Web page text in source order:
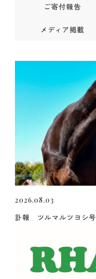
ご寄付報告
メディア掲載
2026.08.03
訃報 ツルマルツヨシ号